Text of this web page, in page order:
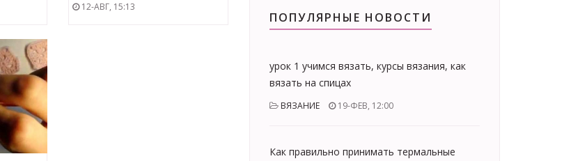
12-АВГ, 15:13
ПОПУЛЯРНЫЕ НОВОСТИ
урок 1 учимся вязать, курсы вязания, как
вязать на спицах
ВЯЗАНИЕ 19-ФЕВ, 12:00
Как правильно принимать термальные